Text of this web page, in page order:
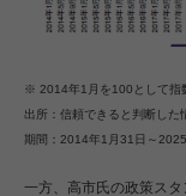
※ 2014年1月を100として指
出所：信頼できると判断した
期間：2014年1月31日～
一方、高市氏の政策ス